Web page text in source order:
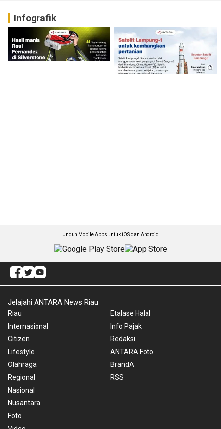
Infografik
Unduh Mobile Apps untuk iOS dan Android
Jelajahi ANTARA News Riau
Riau
Internasional
Citizen
Lifestyle
Olahraga
Regional
Nasional
Nusantara
Foto
Etalase Halal
Info Pajak
Redaksi
ANTARA Foto
BrandA
RSS